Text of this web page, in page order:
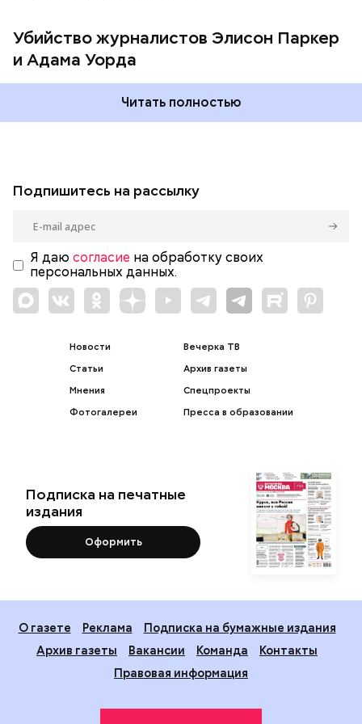
Убийство журналистов Элисон Паркер
и Адама Уорда
Читать полностью
Подпишитесь на рассылку
Я даю согласие на обработку своих
персональных данных.
Новости
Статьи
Мнения
Фотогалереи
Вечерка ТВ
Архив газеты
Спецпроекты
Пресса в образовании
Подписка на печатные
издания
Оформить
О газете Реклама
Подписка на бумажные издания
Архив газеты
Вакансии Команда
Контакты
Правовая информация